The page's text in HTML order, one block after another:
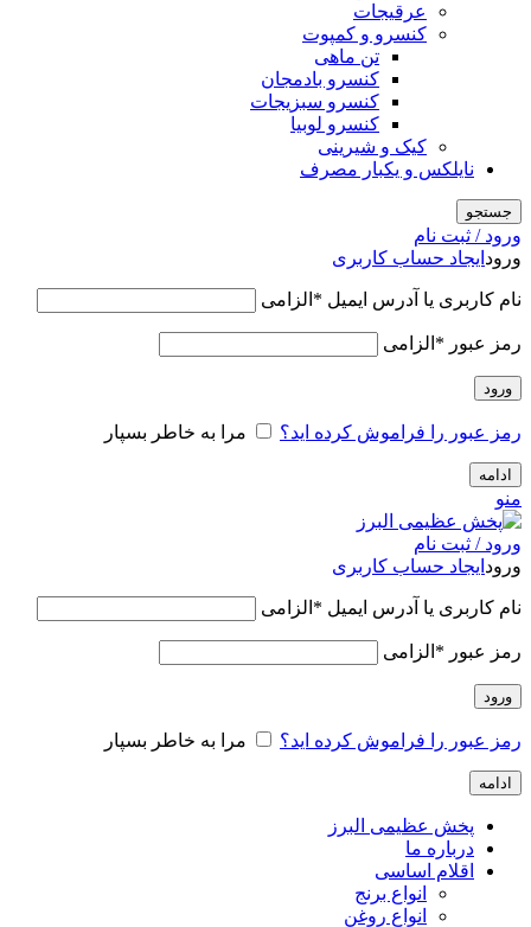
عرقیجات
کنسرو و کمپوت
تن ماهی
کنسرو بادمجان
کنسرو سبزیجات
کنسرو لوبیا
کیک و شیرینی
نایلکس و یکبار مصرف
جستجو
ورود / ثبت نام
ورود ایجاد حساب کاربری
نام کاربری یا آدرس ایمیل * الزامی
رمز عبور * الزامی
ورود
رمز عبور را فراموش کرده اید؟ مرا به خاطر بسپار
ادامه
منو
ورود / ثبت نام
ورود ایجاد حساب کاربری
نام کاربری یا آدرس ایمیل * الزامی
رمز عبور * الزامی
ورود
رمز عبور را فراموش کرده اید؟ مرا به خاطر بسپار
ادامه
پخش عظیمی البرز
درباره ما
اقلام اساسی
انواع برنج
انواع روغن